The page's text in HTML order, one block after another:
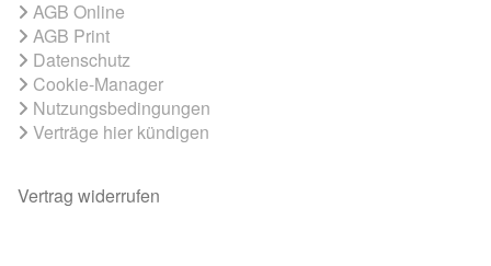
AGB Online
AGB Print
Datenschutz
Cookie-Manager
Nutzungsbedingungen
Verträge hier kündigen
Vertrag widerrufen